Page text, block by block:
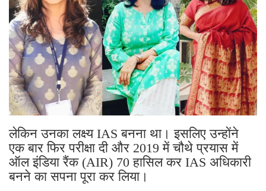
लेकिन उनका लक्ष्य IAS बनना था। इसलिए उन्होंने
एक बार फिर परीक्षा दी और 2019 में चौथे प्रयास में
ऑल इंडिया रैंक (AIR) 70 हासिल कर IAS अधिकारी
बनने का सपना पूरा कर लिया।